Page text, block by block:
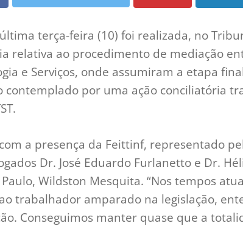
terça-feira (10) foi realizada, no
relativa ao procedimento de mediação
e Serviços, onde assumiram a etapa
contemplado por uma ação conciliatória
a presença da Feittinf, representado
Dr. José Eduardo Furlanetto e Dr.
Paulo, Wildston Mesquita. “Nos tempos
trabalhador amparado na legislação,
Conseguimos manter quase que a